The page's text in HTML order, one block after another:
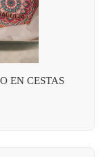
EN CESTAS